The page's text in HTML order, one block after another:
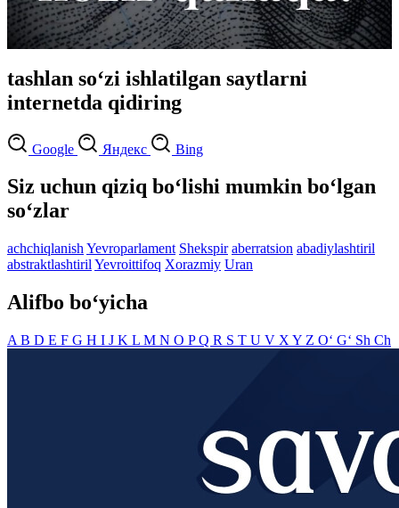
tashlan so‘zi ishlatilgan saytlarni
internetda qidiring
Google Яндекс Bing
Siz uchun qiziq bo‘lishi mumkin bo‘lgan
so‘zlar
achchiqlanish Yevroparlament Shekspir aberratsion abadiylashtiril
abstraktlashtiril Yevroittifoq Xorazmiy Uran
Alifbo bo‘yicha
A B D E F G H I J K L M N O PQ R S T U V X Y Z O‘ G‘ Sh Ch